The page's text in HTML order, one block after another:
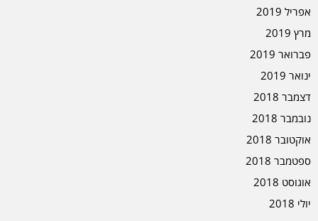
אפריל 2019
מרץ 2019
פברואר 2019
ינואר 2019
דצמבר 2018
נובמבר 2018
אוקטובר 2018
ספטמבר 2018
אוגוסט 2018
יולי 2018